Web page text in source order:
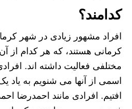
کدامند؟
افراد مشهور زیادی در شهر
کرمانی هستند، که هر کدام از
مختلفی فعالیت داشته اند.
اسمی از آنها می شنویم به
افتیم. افرادی مانند احمدرضا